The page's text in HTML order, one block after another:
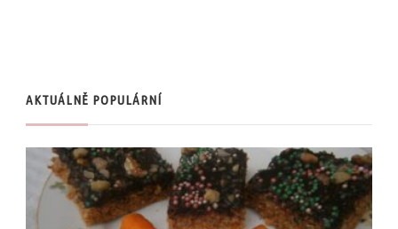
AKTUÁLNĚ POPULÁRNÍ